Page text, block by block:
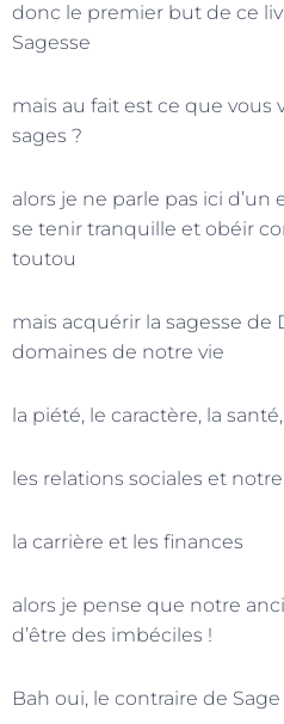
donc le premier but de ce
Sagesse
mais au fait est ce que vous
sages ?
alors je ne parle pas ici
se tenir tranquille et obéir
toutou
mais acquérir la sagesse de
domaines de notre vie
la piété, le caractère, la
les relations sociales et
la carrière et les finances
alors je pense que notre
d’être des imbéciles !
Bah oui, le contraire de